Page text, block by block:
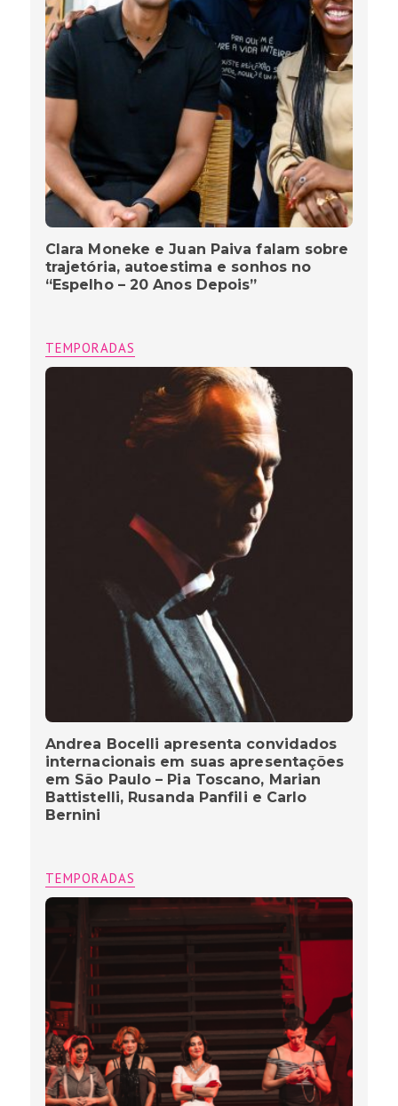
Clara Moneke e Juan Paiva falam sobre
trajetória, autoestima e sonhos no
“Espelho – 20 Anos Depois”
TEMPORADAS
Andrea Bocelli apresenta convidados
internacionais em suas apresentações
em São Paulo – Pia Toscano, Marian
Battistelli, Rusanda Panfili e Carlo
Bernini
TEMPORADAS